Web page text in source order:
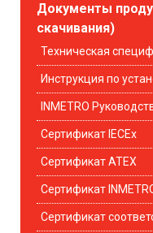
Документы
скачивания)
Техническая
Инструкция по
INMETRO
Сертификат IECEx
Сертификат ATEX
Сертификат
Сертификат